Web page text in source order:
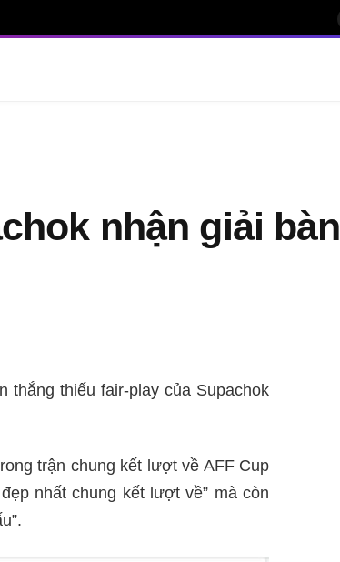
nhận giải bàn
thắng thiếu fair-play của Supachok
trận chung kết lượt về AFF Cup
nhất chung kết lượt về” mà còn